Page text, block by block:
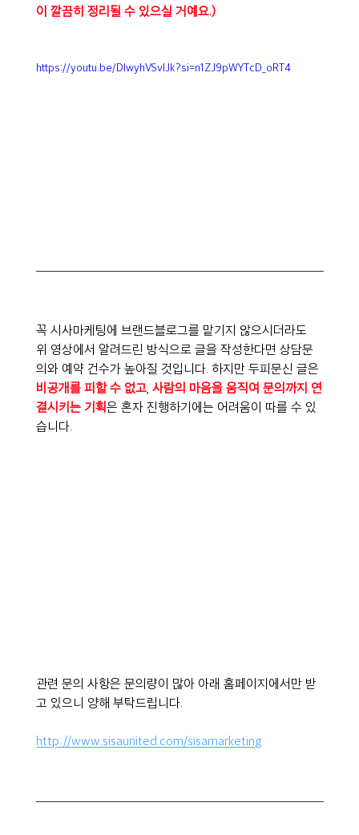
이 깔끔히 정리될 수 있으실 거예요.)
https://youtu.be/DIwyhVSvlJk?si=n1ZJ9pWYTcD_oRT4
꼭 시사마케팅에 브랜드블로그를 맡기지 않으시더라도
위 영상에서 알려드린 방식으로 글을 작성한다면 상담문
의와 예약 건수가 높아질 것입니다. 하지만 두피문신 글은
비공개를 피할 수 없고 , 사람의 마음을 움직여 문의까지 연
결시키는 기획은 혼자 진행하기에는 어려움이 따를 수 있
습니다.
관련 문의 사항은 문의량이 많아 아래 홈페이지에서만 받
고 있으니 양해 부탁드립니다.
http://www.sisaunited.com/sisamarketing